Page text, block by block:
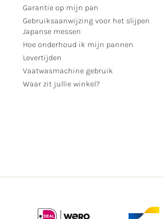
Garantie op mijn pan
Gebruiksaanwijzing voor het slijpen
Japanse messen
Hoe onderhoud ik mijn pannen
Levertijden
Vaatwasmachine gebruik
Waar zit jullie winkel?